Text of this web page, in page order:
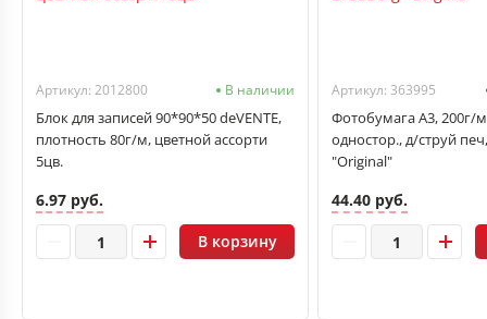
Артикул: 2012800 В наличии
Блок для записей 90*90*50 deVENTE,
плотность 80г/м, цветной ассорти
5цв.
6.97 руб.
В корзину
Артикул: 363995
Фотобумага А3, 200г/
одностор., д/струй
"Original"
44.40 руб.